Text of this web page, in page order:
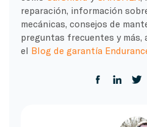
reparación, información
mecánicas, consejos de
preguntas frecuentes y más,
el Blog de garantía